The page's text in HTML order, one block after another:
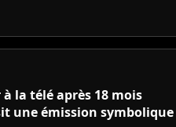
la télé après 18 mois
une émission symbolique